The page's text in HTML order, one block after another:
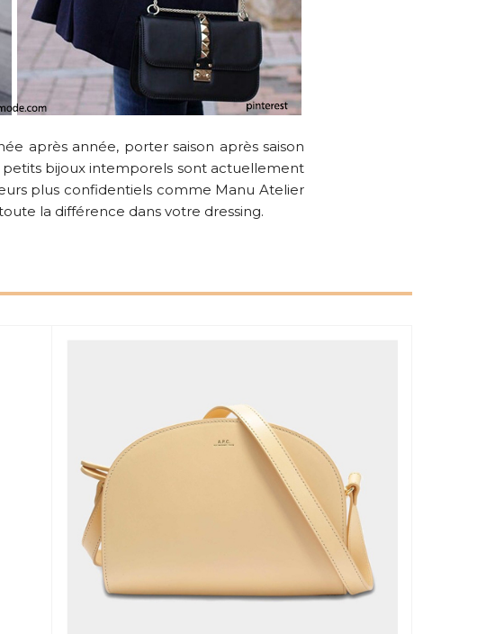
après année, porter saison après saison
petits bijoux intemporels sont actuellement
plus confidentiels comme Manu Atelier
la différence dans votre dressing.